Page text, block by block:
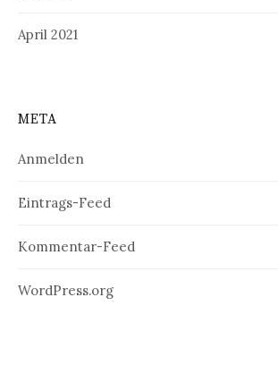
April 2021
META
Anmelden
Eintrags-Feed
Kommentar-Feed
WordPress.org